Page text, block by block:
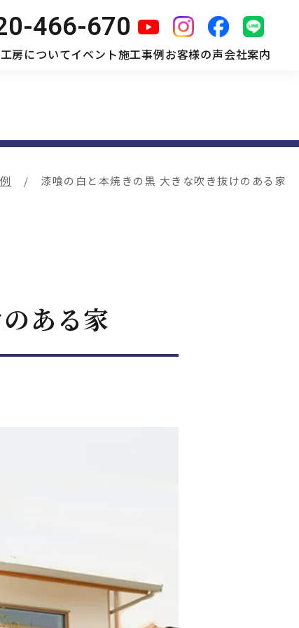
466-670
房についてイベント施工事例お客様の声会社案内
漆喰の白と本焼きの黒 大きな吹き抜けのある家
ある家